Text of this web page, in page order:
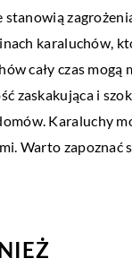
karaluchów,
cały czas mogą
zaskakująca i
Karaluchy
Warto zapoznać